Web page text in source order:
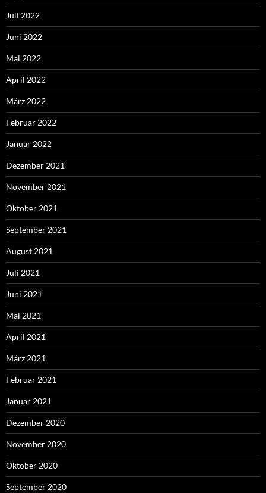
Juli 2022
Juni 2022
Mai 2022
April 2022
März 2022
Februar 2022
Januar 2022
Dezember 2021
November 2021
Oktober 2021
September 2021
August 2021
Juli 2021
Juni 2021
Mai 2021
April 2021
März 2021
Februar 2021
Januar 2021
Dezember 2020
November 2020
Oktober 2020
September 2020